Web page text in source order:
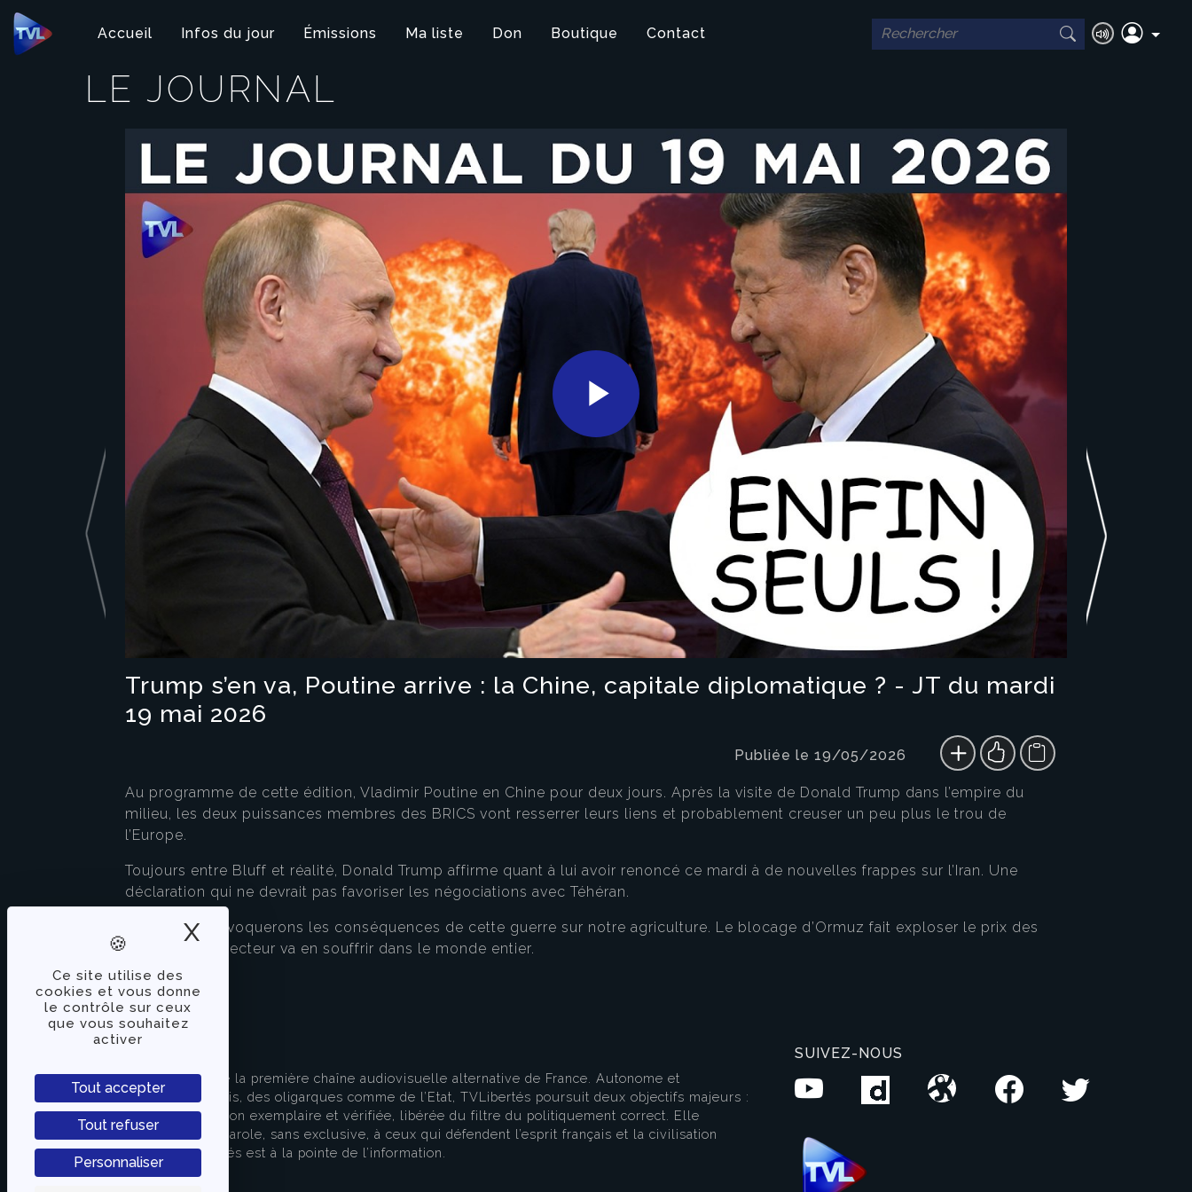
Panneau de gestion des cookies
Ce site utilise des
cookies et vous donne
le contrôle sur ceux
que vous souhaitez
activer
Tout accepter
Tout refuser
Personnaliser
X Masquer le bandeau des cookies
Accueil Infos du jour Émissions Ma liste Don Boutique Contact
LE JOURNAL
Play
Video
Trump s’en va, Poutine arrive : la Chine, capitale diplomatique ? - JT du mardi
19 mai 2026
Publiée le 19/05/2026
Au programme de cette édition, Vladimir Poutine en Chine pour deux jours. Après la visite de Donald Trump dans l’empire du
milieu, les deux puissances membres des BRICS vont resserrer leurs liens et probablement creuser un peu plus le trou de
l’Europe.
Toujours entre Bluff et réalité, Donald Trump affirme quant à lui avoir renoncé ce mardi à de nouvelles frappes sur l’Iran. Une
déclaration qui ne devrait pas favoriser les négociations avec Téhéran.
Et puis nous évoquerons les conséquences de cette guerre sur notre agriculture. Le blocage d’Ormuz fait exploser le prix des
engrais, et le secteur va en souffrir dans le monde entier.
TVLibertés représente la première chaîne audiovisuelle alternative de France. Autonome et
indépendante des partis, des oligarques comme de l’Etat, TVLibertés poursuit deux objectifs majeurs :
apporter une information exemplaire et vérifiée, libérée du filtre du politiquement correct. Elle
s’attache à donner la parole, sans exclusive, à ceux qui défendent l’esprit français et la civilisation
européenne. TVLibertés est à la pointe de l’information.
SUIVEZ-NOUS